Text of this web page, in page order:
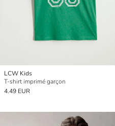
LCW Kids
T-shirt imprimé garçon
4.49 EUR